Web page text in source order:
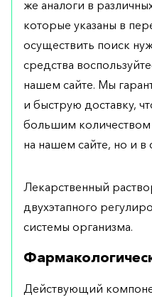
же аналоги в
которые указаны в
осуществить поиск
средства
нашем сайте. Мы
и быструю доставку,
большим количеством
на нашем сайте, но и в
Лекарственный
двухэтапного
системы организма.
Действующий